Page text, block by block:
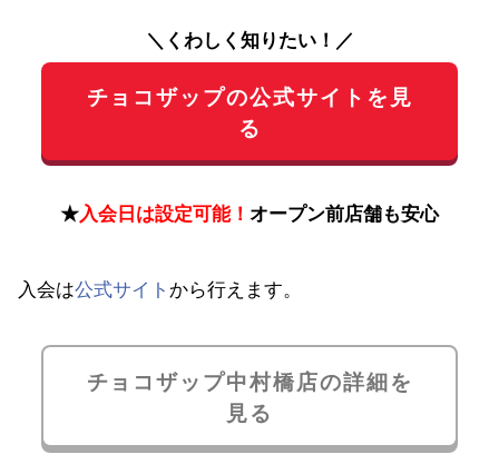
＼くわしく知りたい！／
チョコザップの公式サイトを見
る
★入会日は設定可能！ オープン前店舗も安心
入会は公式サイト から行えます。
チョコザップ中村橋店の詳細を
見る